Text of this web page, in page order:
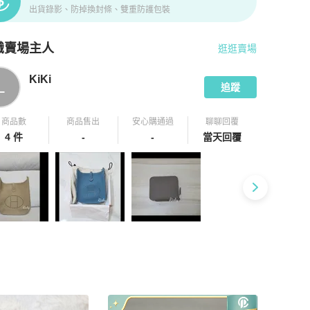
出貨錄影、防掉換封條、雙重防護包裝
賣場主人
拍拍圈嚴選賣家
逛逛賣場
KiKi
追蹤
商品數
4 件
商品售出
-
安心購通過
-
聊聊回覆
當天回覆